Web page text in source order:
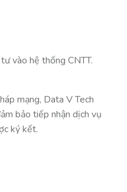
vào hệ thống CNTT.
mạng, Data V Tech
bảo tiếp nhận dịch vụ
ký kết.